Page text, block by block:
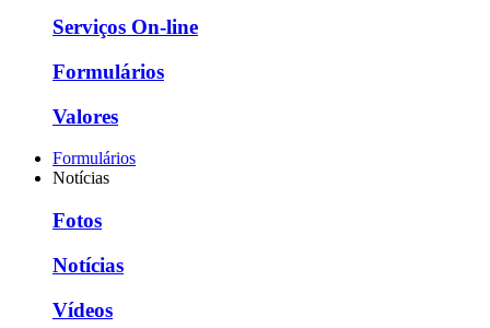
Serviços On-line
Formulários
Valores
Formulários
Notícias
Fotos
Notícias
Vídeos